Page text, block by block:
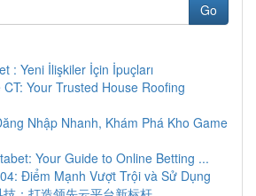
Go
: Yeni İlişkiler İçin İpuçları
Your Trusted House Roofing
Nhập Nhanh, Khám Phá Kho Game
Your Guide to Online Betting ...
Điểm Mạnh Vượt Trội và Sử Dụng